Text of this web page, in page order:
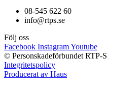
08-545 622 60
info@rtps.se
Följ oss
Facebook InstagramYoutube
© Personskadeförbundet RTP-S
Integritetspolicy
Producerat av Haus